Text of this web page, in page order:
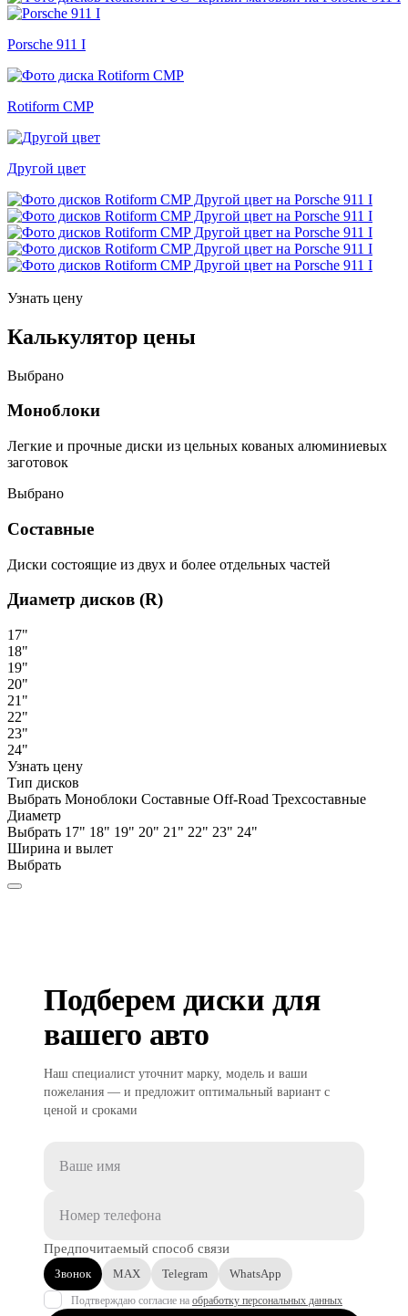
Porsche 911 I
Rotiform CMP
Другой цвет
Узнать цену
Калькулятор цены
Выбрано
Моноблоки
Легкие и прочные диски из цельных кованых алюминиевых
заготовок
Выбрано
Составные
Диски состоящие из двух и более отдельных частей
Диаметр дисков (R)
17"
18"
19"
20"
21"
22"
23"
24"
Узнать цену
Тип дисков
Выбрать Моноблоки Составные Off-Road Трехсоставные
Диаметр
Выбрать 17" 18" 19" 20" 21" 22" 23" 24"
Ширина и вылет
Выбрать
Подберем диски для
вашего авто
Наш специалист уточнит марку, модель и ваши
пожелания — и предложит оптимальный вариант с
ценой и сроками
Предпочитаемый способ связи
Звонок MAX Telegram WhatsApp
Подтверждаю согласие на обработку персональных данных